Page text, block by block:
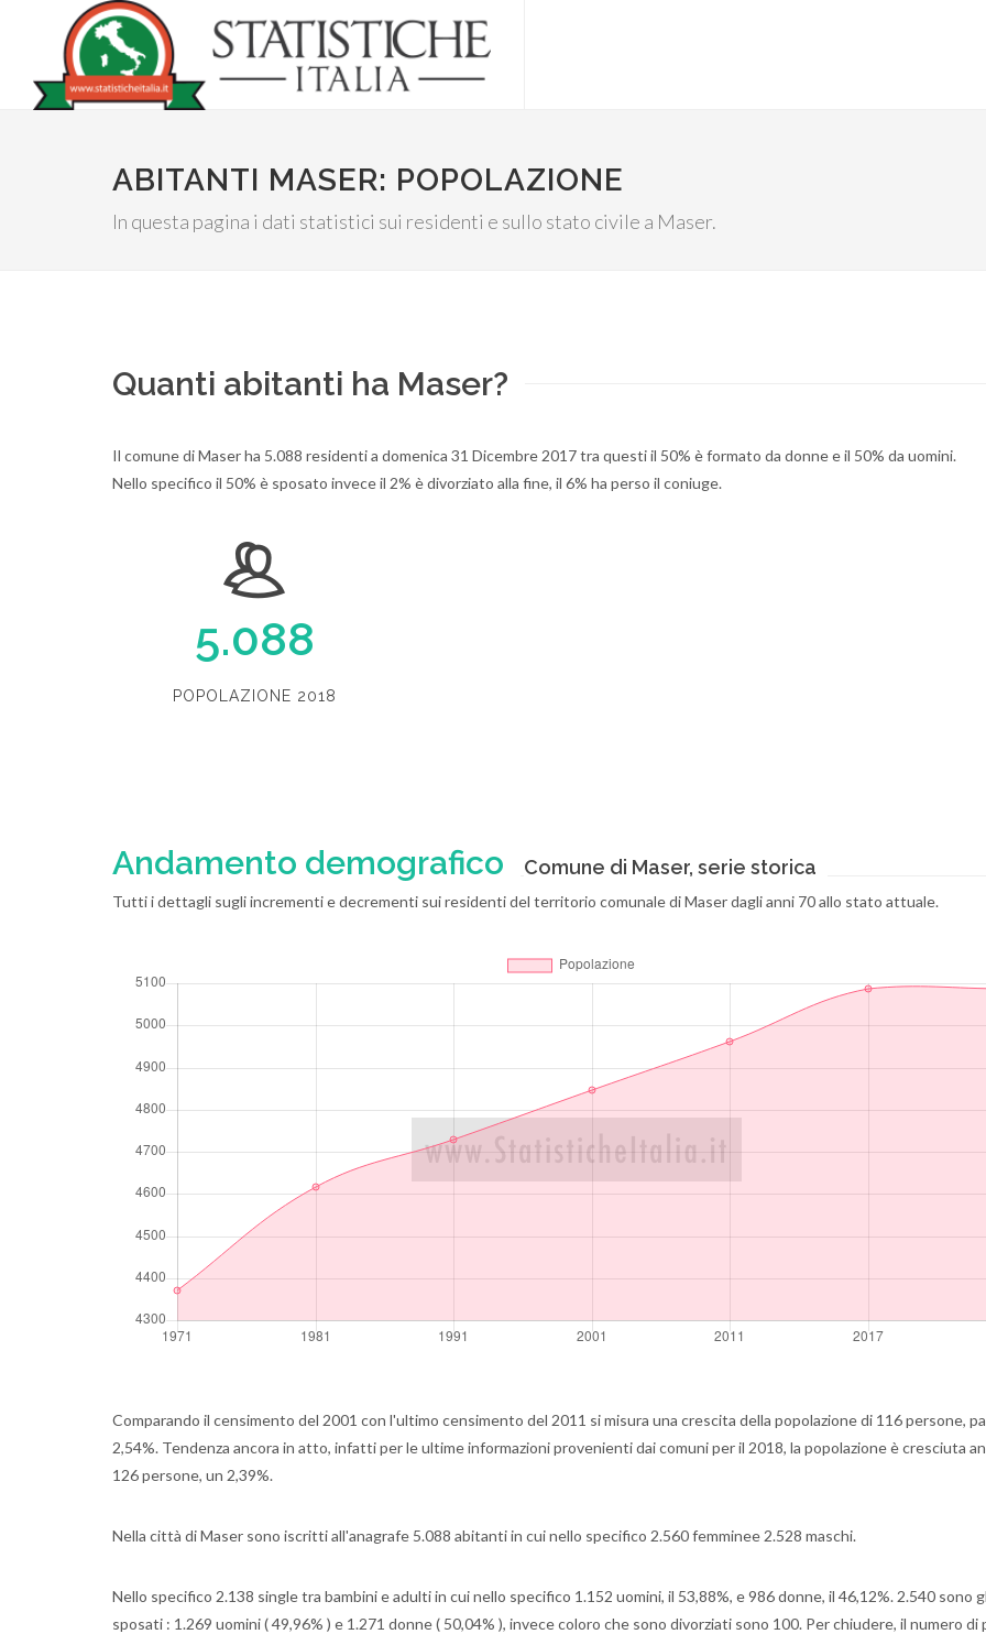
ABITANTI MASER: POPOLAZIONE
In questa pagina i dati statistici sui residenti e sullo stato civile a Maser.
Quanti abitanti ha Maser?
Il comune di Maser ha 5.088 residenti a domenica 31 Dicembre 2017 tra questi il 50% è formato da donne e il 50% da uomini.
Nello specifico il 50% è sposato invece il 2% è divorziato alla fine, il 6% ha perso il coniuge.
5.088
POPOLAZIONE 2018
Andamento demografico Comune di Maser, serie storica
Tutti i dettagli sugli incrementi e decrementi sui residenti del territorio comunale di Maser dagli anni 70 allo stato attuale.
Comparando il censimento del 2001 con l'ultimo censimento del 2011 si misura una crescita della popolazione di 116 persone,
2,54%. Tendenza ancora in atto, infatti per le ultime informazioni provenienti dai comuni per il 2018, la popolazione è cresciuta
126 persone, un 2,39%.
Nella città di Maser sono iscritti all'anagrafe 5.088 abitanti in cui nello specifico 2.560 femminee 2.528 maschi.
Nello specifico 2.138 single tra bambini e adulti in cui nello specifico 1.152 uomini, il 53,88%, e 986 donne, il 46,12%. 2.540 sono
sposati : 1.269 uomini ( 49,96% ) e 1.271 donne ( 50,04% ), invece coloro che sono divorziati sono 100. Per chiudere, il numero di